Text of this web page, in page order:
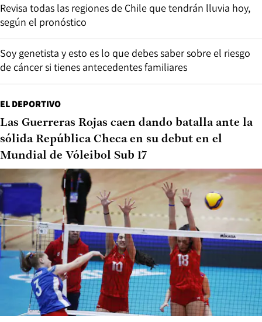
Revisa todas las regiones de Chile que tendrán lluvia hoy,
según el pronóstico
Soy genetista y esto es lo que debes saber sobre el riesgo
de cáncer si tienes antecedentes familiares
EL DEPORTIVO
Las Guerreras Rojas caen dando batalla ante la
sólida República Checa en su debut en el
Mundial de Vóleibol Sub 17